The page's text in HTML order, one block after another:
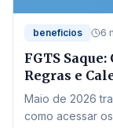
beneficios 6
FGTS
Regras e
Maio de 2026
como acessar